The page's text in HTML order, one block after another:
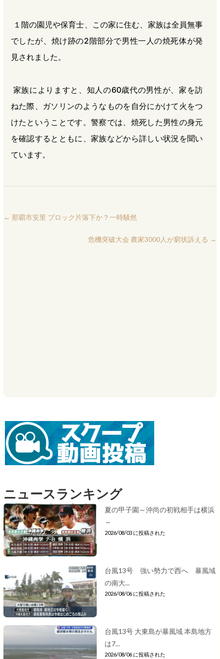
１階の園児や保育士、この家に住む、家族は全員無事
でしたが、焼け跡の2階部分で男性一人の焼死体が発
見されました。
家族によりますと、知人の60歳代の男性が、家を訪
ねた際、ガソリンのようなものを自分にかけて火をつ
けたということです。警察では、焼死した男性の身元
を確認するとともに、家族などから詳しい状況を聞い
ています。
← 那覇市安里 ブロック片落下か？一時騒然
危機突破大会 農家3000人が窮状訴える →
ニュースランキング
夏の甲子園～沖尚の初戦相手は横浜
～
2026/08/03 に投稿された
台風13号 強い勢力で西へ 暴風域
の南大...
2026/08/06 に投稿された
台風13号 大東島が暴風域 本島地方
は7...
2026/08/06 に投稿された